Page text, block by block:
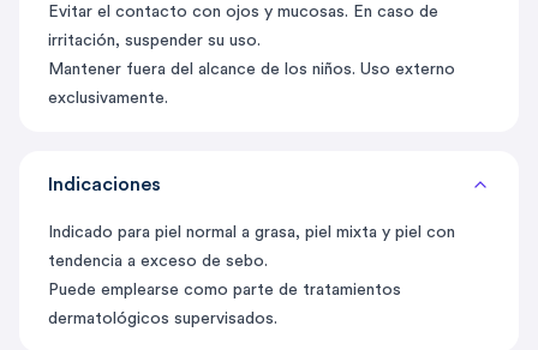
Evitar el contacto con ojos y mucosas. En caso de
irritación, suspender su uso.
Mantener fuera del alcance de los niños. Uso externo
exclusivamente.
Indicaciones
Indicado para piel normal a grasa, piel mixta y piel con
tendencia a exceso de sebo.
Puede emplearse como parte de tratamientos
dermatológicos supervisados.